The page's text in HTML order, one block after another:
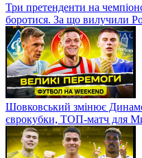
Три претенденти на
боротися. За що вилучили
Шовковський змінює
єврокубки, ТОП-матч для